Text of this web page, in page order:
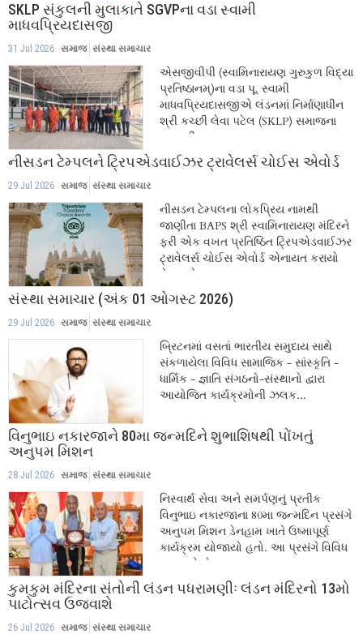
SKLP સંકુલની મુલાકાતે SGVPના વડા સ્વામી
માધવપ્રિયદાસજી
31 Jul 2026 સમાજ સંસ્થા સમાચાર
એસજીવીપી (સ્વામિનારાયણ ગુરુકુળ વિદ્યા
પ્રતિષ્ઠાનમ્)ના વડા પૂ. સ્વામી
માધવપ્રિયદાસજીએ લંડનમાં નિર્માણાધીન
શ્રી કચ્છી લેવા પટેલ (SKLP) સમાજના
ભવનની મુલાકાત...
નીસડન ટેમ્પલને ટ્રિપએડવાઈઝર ટ્રાવેલર્સ ચોઈસ એવોર્ડ
29 Jul 2026 સમાજ સંસ્થા સમાચાર
નીસડન ટેમ્પલના લોકપ્રિય નામથી
જાણીતા BAPS શ્રી સ્વામિનારાયણ મંદિરને
ફરી એક વખત પ્રતિષ્ઠિત ટ્રિપએડવાઈઝર
ટ્રાવેલર્સ ચોઈસ એવોર્ડ એનાયત કરાયો
છે. તાજેતરના...
સંસ્થા સમાચાર (અંક 01 ઓગસ્ટ 2026)
29 Jul 2026 સમાજ સંસ્થા સમાચાર
બ્રિટનમાં વસતાં ભારતીય સમુદાય સાથે
સંકળાયેલા વિવિધ સામાજિક - સાંસ્કૃતિ -
ધાર્મિક - જ્ઞાતિ સંગઠનો-સંસ્થાનો દ્વારા
આયોજિત કાર્યક્રમોની ઝલક...
વિનુભાઇ નકારજાને 80મા જન્મદિને શુભાશિષથી પોંખતું
અનુપમ મિશન
28 Jul 2026 સમાજ સંસ્થા સમાચાર
નિસ્વાર્થ સેવા અને સમર્પણનું પ્રતીક
વિનુભાઇ નકારજાના 80મા જન્મદિન પ્રસંગે
અનુપમ મિશન ડેનહામ ખાતે ઉષ્માપૂર્ણ
કાર્યક્રમ યોજાયો હતો. આ પ્રસંગે વિવિધ
વક્તાઓએ...
કુમકુમ મંદિરના સંતોની લંડન પધરામણીઃ લંડન મંદિરનો 13મો
પાટોત્સવ ઉજવાશે
26 Jul 2026 સમાજ સંસ્થા સમાચાર